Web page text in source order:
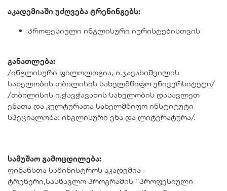
აკადემიაში უძღვება ტრენინგებს:
პროფესიული ინგლისური იურისტებისთვის
განათლება:
/ინგლისური ფილოლოგია, ი.ჯავახიშვილის
სახელობის თბილისის სახელმწიფო უნივერსიტეტი/
/თბილისის ი.ჭავჭავაძის სახელობის დასავლეთ
ენათა და კულტურათა სახელმწიფო ინსტიტუტი
სპეციალობა: ინგლისური ენა და ლიტერატურა/.
სამუშაო გამოცდილება:
ფინანსთა სამინისტროს აკადემია -
ტრენერი,სასწავლო პროგრამის ‘’პროფესიული